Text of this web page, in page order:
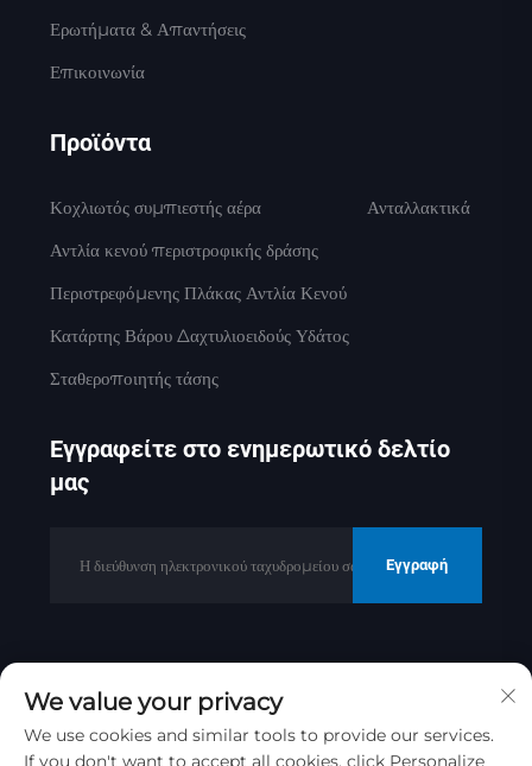
Ερωτήματα & Απαντήσεις
Επικοινωνία
Προϊόντα
Κοχλιωτός συμπιεστής αέρα
Αντλία κενού περιστροφικής δράσης
Περιστρεφόμενης Πλάκας Αντλία Κενού
Κατάρτης Βάρου Δαχτυλιοειδούς Υδάτος
Σταθεροποιητής τάσης
Ανταλλακτικά
Εγγραφείτε στο ενημερωτικό δελτίο
μας
Εγγραφή
Jinan Golden Bridge Precision
Machinery Co.ltd
Πολιτική
We value your privacy
We use cookies and similar tools to provide our services.
If you don't want to accept all cookies, click Personalize